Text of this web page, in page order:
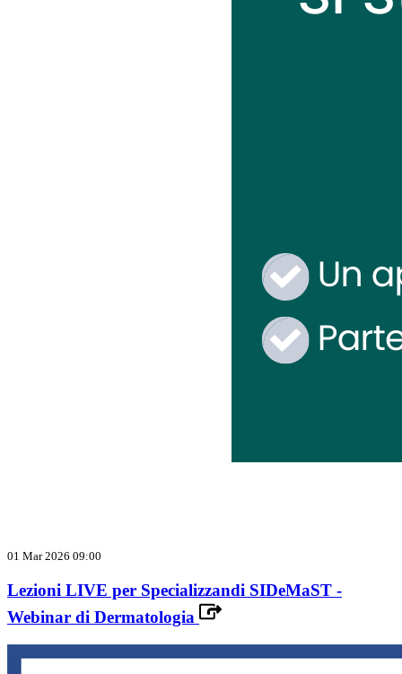
01 Mar 2026 09:00
Lezioni LIVE per Specializzandi SIDeMaST -
Webinar di Dermatologia